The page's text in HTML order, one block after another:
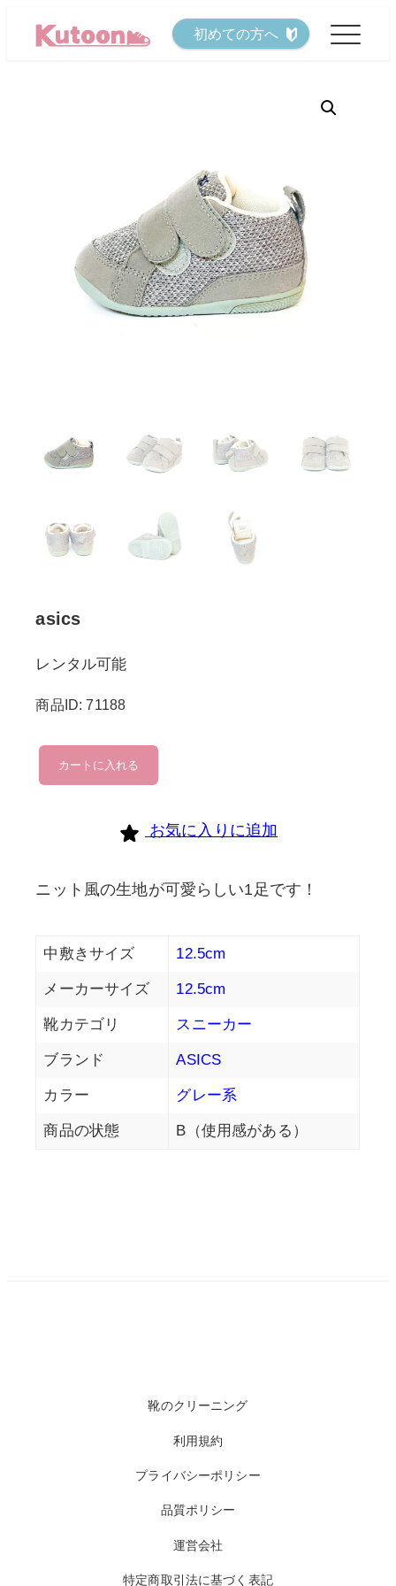
初めての方へ
asics
レンタル可能
商品ID: 71188
asics
個
カートに入れる
お気に入りに追加
ニット風の生地が可愛らしい1足です！
中敷きサイズ 12.5cm
メーカーサイズ 12.5cm
靴カテゴリ スニーカー
ブランド ASICS
カラー グレー系
商品の状態 B（使用感がある）
靴のクリーニング
利用規約
プライバシーポリシー
品質ポリシー
運営会社
特定商取引法に基づく表記